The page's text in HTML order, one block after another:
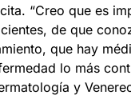
“Creo que es
de que
que hay
lo más
y